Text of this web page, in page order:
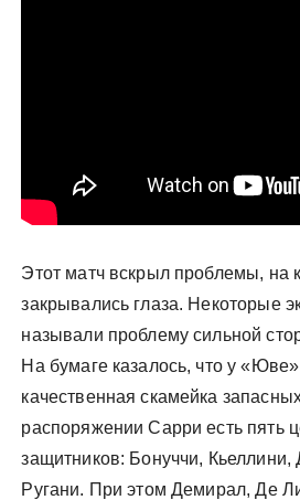
Этот матч вскрыл проблемы, на
закрывались глаза. Некоторые
называли проблему сильной
На бумаге казалось, что у
качественная скамейка
распоряжении Сарри есть пять
защитников: Бонуччи, Кьеллини,
Ругани. При этом Демирал, Де